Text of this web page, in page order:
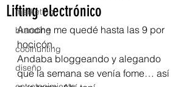
marketing
branding
coolhunting
diseño
Lifting electrónico
Anoche me quedé hasta las 9 por
hocicón.
Andaba bloggeando y alegando
que la semana se venía fome… así